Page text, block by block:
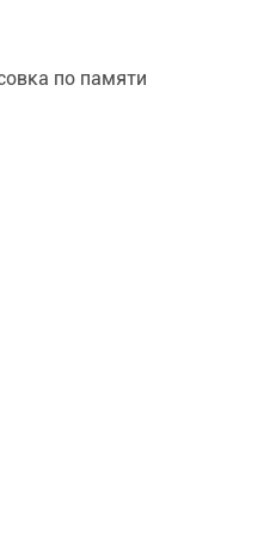
по памяти